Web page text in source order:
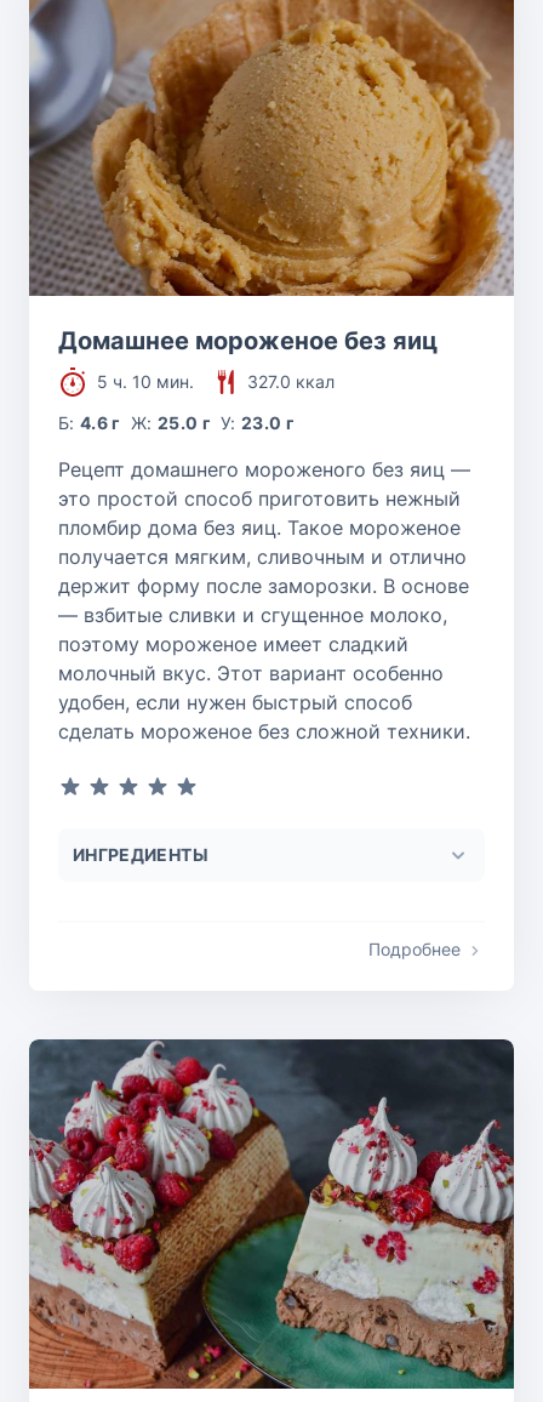
Домашнее мороженое без яиц
5 ч. 10 мин.
327.0 ккал
Б:4.6 г Ж: 25.0 г У:23.0 г
Рецепт домашнего мороженого без яиц —
это простой способ приготовить нежный
пломбир дома без яиц. Такое мороженое
получается мягким, сливочным и отлично
держит форму после заморозки. В основе
— взбитые сливки и сгущенное молоко,
поэтому мороженое имеет сладкий
молочный вкус. Этот вариант особенно
удобен, если нужен быстрый способ
сделать мороженое без сложной техники.
ИНГРЕДИЕНТЫ
Подробнее